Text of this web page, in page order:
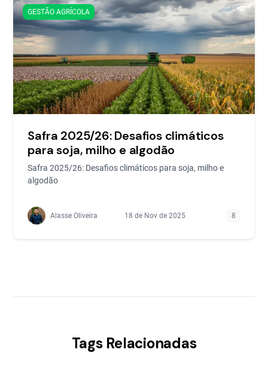
GESTÃO AGRÍCOLA
Safra 2025/26: Desafios climáticos
para soja, milho e algodão
Safra 2025/26: Desafios climáticos para soja, milho e
algodão
Alasse Oliveira 18 de Nov de 2025 8
Tags Relacionadas